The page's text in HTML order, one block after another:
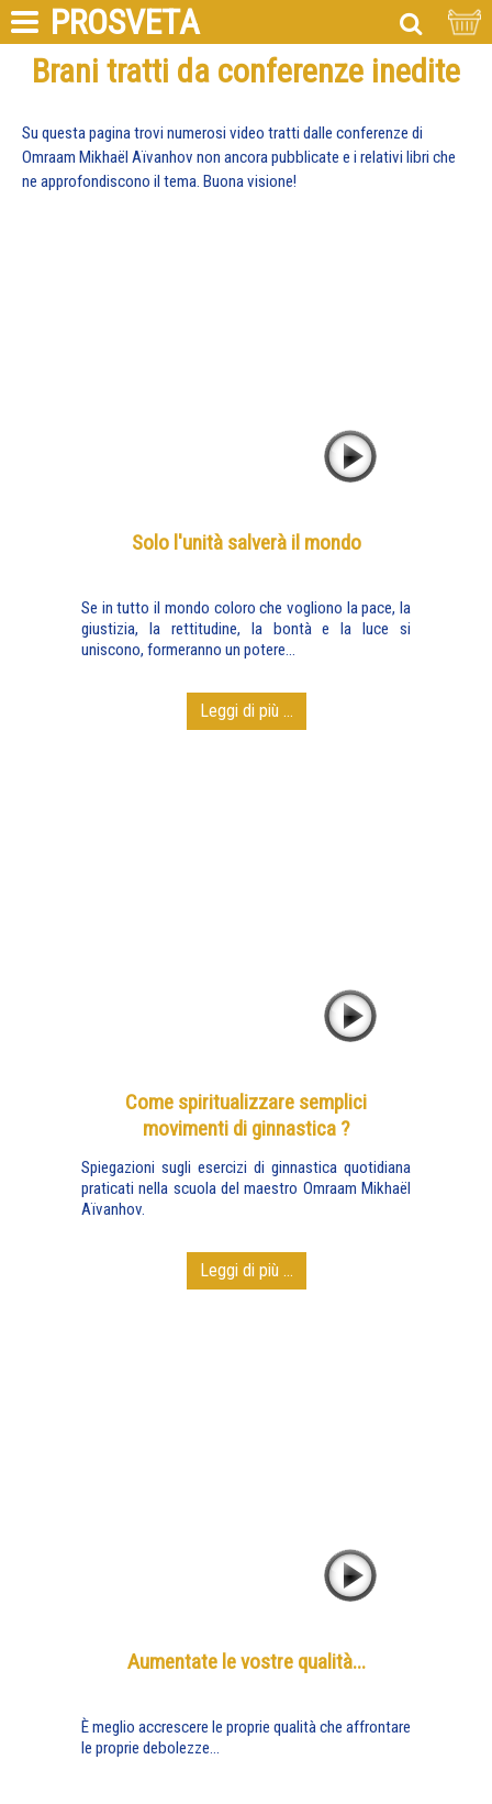
PROSVETA
Brani tratti da conferenze inedite
Su questa pagina trovi numerosi video tratti dalle conferenze di
Omraam Mikhaël Aïvanhov non ancora pubblicate e i relativi libri che
ne approfondiscono il tema. Buona visione!
Solo l'unità salverà il mondo
Se in tutto il mondo coloro che vogliono la pace, la
giustizia, la rettitudine, la bontà e la luce si
uniscono, formeranno un potere...
Leggi di più ...
Come spiritualizzare semplici
movimenti di ginnastica ?
Spiegazioni sugli esercizi di ginnastica quotidiana
praticati nella scuola del maestro Omraam Mikhaël
Aïvanhov.
Leggi di più ...
Aumentate le vostre qualità...
È meglio accrescere le proprie qualità che affrontare
le proprie debolezze...